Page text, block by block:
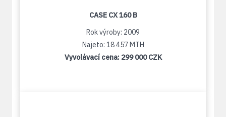
CASE CX 160 B
Rok výroby: 2009
Najeto: 18 457 MTH
Vyvolávací cena: 299 000 CZK